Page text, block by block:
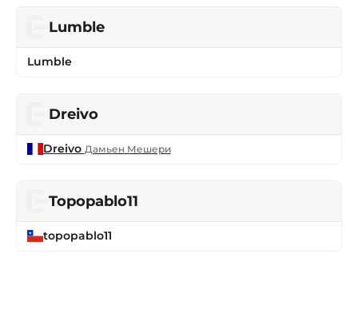
Lumble
Lumble
Dreivo
Dreivo Дамьен Мешери
Topopablo11
topopablo11